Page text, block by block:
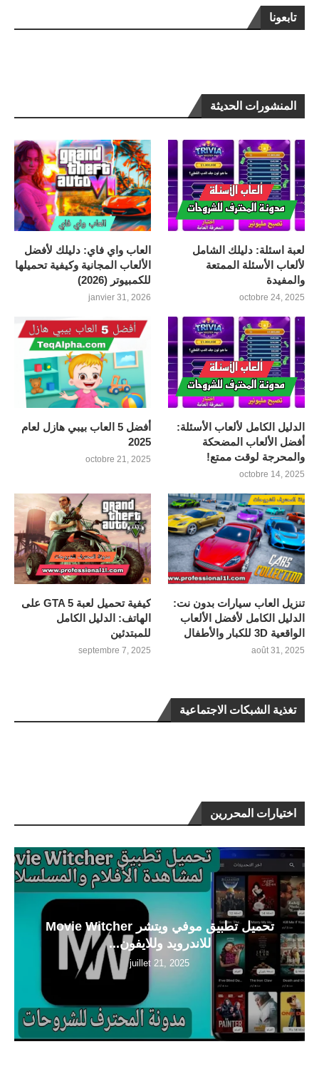
تابعونا
المنشورات الحديثة
العاب واي فاي: دليلك لأفضل
الألعاب المجانية وكيفية تحميلها
للكمبيوتر (2026)
janvier 31, 2026
لعبة اسئلة: دليلك الشامل
لألعاب الأسئلة الممتعة
والمفيدة
octobre 24, 2025
أفضل 5 العاب بيبي هازل لعام
2025
octobre 21, 2025
الدليل الكامل لألعاب الأسئلة:
أفضل الألعاب المضحكة
والمحرجة لوقت ممتع!
octobre 14, 2025
كيفية تحميل لعبة GTA 5 على
الهاتف: الدليل الكامل
للمبتدئين
septembre 7, 2025
تنزيل العاب سيارات بدون نت:
الدليل الكامل لأفضل الألعاب
الواقعية 3D للكبار والأطفال
août 31, 2025
تغذية الشبكات الاجتماعية
اختيارات المحررين
تحميل تطبيق موفي ويتشر Movie Witcher
للاندرويد وللايفون...
juillet 21, 2025